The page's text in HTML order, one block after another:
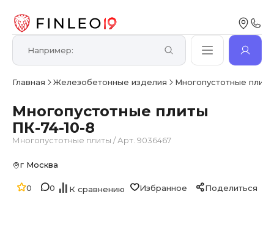
Главная Железобетонные изделия Многопустотные плиты
Многопустотные плиты
ПК-74-10-8
Многопустотные плиты /Арт. 9036467
0 0 К сравнению Избранное Поделиться
г Москва